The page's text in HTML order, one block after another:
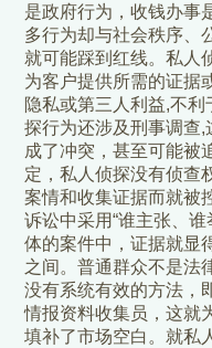
是政府行为，收钱办事
多行为却与社会秩序、
就可能踩到红线。私人
为客户提供所需的证据
隐私或第三人利益,不
探行为还涉及刑事调查
成了冲突，甚至可能被
定，私人侦探没有侦查
案情和收集证据而就被
诉讼中采用“谁主张、
体的案件中，证据就显
之间。普通群众不是法
没有系统有效的方法，
情报资料收集员，这就
填补了市场空白。就私